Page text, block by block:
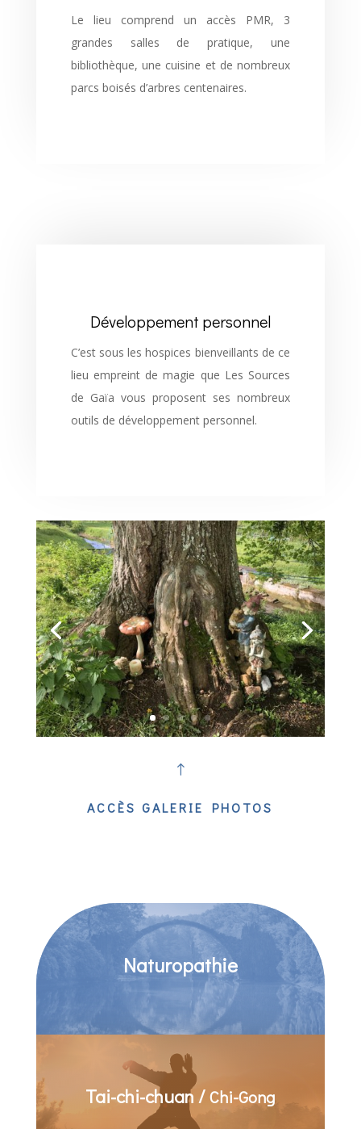
Le lieu comprend un accès PMR, 3
grandes salles de pratique, une
bibliothèque, une cuisine et de nombreux
parcs boisés d’arbres centenaires.
Développement personnel
C’est sous les hospices bienveillants de ce
lieu empreint de magie que Les Sources
de Gaïa vous proposent ses nombreux
outils de développement personnel.
!
ACCÈS GALERIE PHOTOS
Naturopathie
Tai-chi-chuan /Chi-Gong